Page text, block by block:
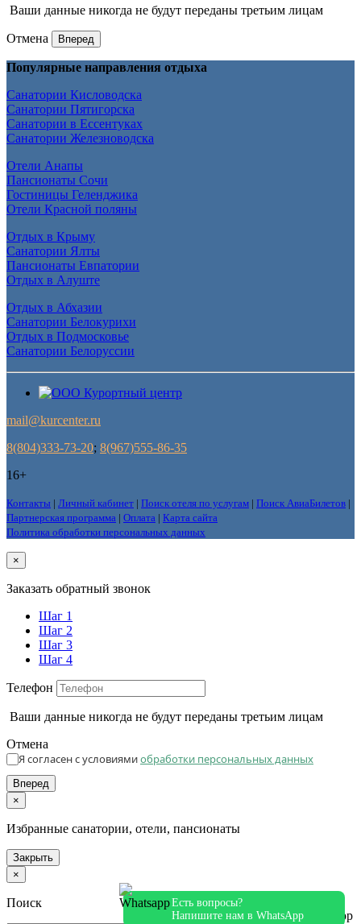
Ваши данные никогда не будут переданы третьим лицам
Отмена Вперед
Популярные направления отдыха
Санатории Кисловодска
Санатории Пятигорска
Санатории в Ессентуках
Санатории Железноводска
Отели Анапы
Пансионаты Сочи
Гостиницы Геленджика
Отели Красной поляны
Отдых в Крыму
Санатории Ялты
Пансионаты Евпатории
Отдых в Алуште
Отдых в Абхазии
Санатории Белокурихи
Отдых в Подмосковье
Санатории Белоруссии
mail@kurcenter.ru
8(804)333-73-20; 8(967)555-86-35
16+
Контакты | Личный кабинет | Поиск отеля по услугам | Поиск АвиаБилетов |
Партнерская программа | Оплата | Карта сайта
Политика обработки персональных данных
Есть вопросы?
Напишите нам в WhatsApp
×
Заказать обратный звонок
Шаг 1
Шаг 2
Шаг 3
Шаг 4
Телефон
Ваши данные никогда не будут переданы третьим лицам
Отмена
Я согласен с условиямиобработки персональных данных
Вперед
×
Избранные санатории, отели, пансионаты
Закрыть
×
Поиск